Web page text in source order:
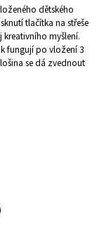
dětského
tlačítka na střeše
myšlení.
fungují po vložení 3
se dá zvednout